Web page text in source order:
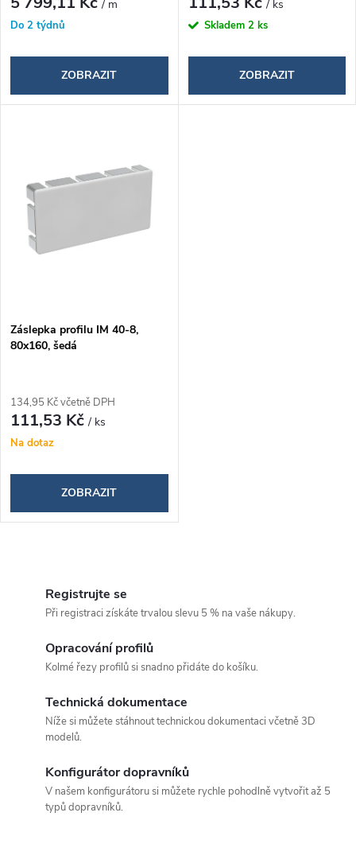
u
k
d
u
k
ů
/ m
Do 2 týdnů
ZOBRAZIT
/ ks
Skladem 2 ks
ZOBRAZIT
Záslepka profilu IM 40-8,
80x160, šedá
134,95 Kč včetně DPH
111,53 Kč/ ks
Na dotaz
ZOBRAZIT
Registrujte se
Při registraci získáte trvalou slevu 5 % na vaše nákupy.
Opracování profilů
Kolmé řezy profilů si snadno přidáte do košíku.
Technická dokumentace
Níže si můžete stáhnout technickou dokumentaci včetně 3D
modelů.
Konfigurátor dopravníků
V našem konfigurátoru si můžete rychle pohodlně vytvořit až 5
typů dopravníků.